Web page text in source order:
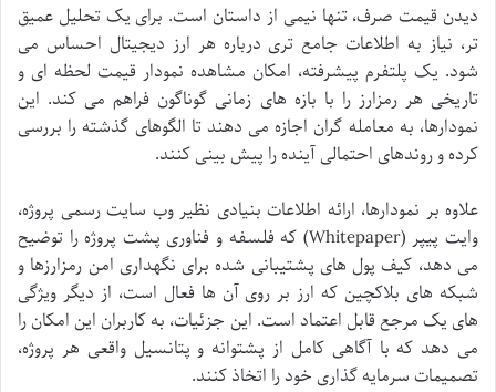
دیدن قیمت صرف، تنها نیمی از داستان است. برای یک تحلیل عمیق
تر، نیاز به اطلاعات جامع تری درباره هر ارز دیجیتال احساس می
شود. یک پلتفرم پیشرفته، امکان مشاهده نمودار قیمت لحظه ای و
تاریخی هر رمزارز را با بازه های زمانی گوناگون فراهم می کند. این
نمودارها، به معامله گران اجازه می دهند تا الگوهای گذشته را بررسی
کرده و روندهای احتمالی آینده را پیش بینی کنند.
علاوه بر نمودارها، ارائه اطلاعات بنیادی نظیر وب سایت رسمی پروژه،
وایت پیپر (Whitepaper) که فلسفه و فناوری پشت پروژه را توضیح
می دهد، کیف پول های پشتیبانی شده برای نگهداری امن رمزارزها و
شبکه های بلاکچین که ارز بر روی آن ها فعال است، از دیگر ویژگی
های یک مرجع قابل اعتماد است. این جزئیات، به کاربران این امکان را
می دهد که با آگاهی کامل از پشتوانه و پتانسیل واقعی هر پروژه،
تصمیمات سرمایه گذاری خود را اتخاذ کنند.